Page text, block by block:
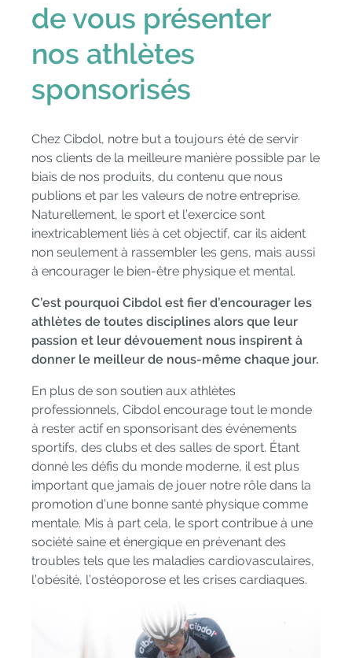
de vous présenter
nos athlètes
sponsorisés
Chez Cibdol, notre but a toujours été de servir
nos clients de la meilleure manière possible par le
biais de nos produits, du contenu que nous
publions et par les valeurs de notre entreprise.
Naturellement, le sport et l’exercice sont
inextricablement liés à cet objectif, car ils aident
non seulement à rassembler les gens, mais aussi
à encourager le bien-être physique et mental.
C’est pourquoi Cibdol est fier d’encourager les
athlètes de toutes disciplines alors que leur
passion et leur dévouement nous inspirent à
donner le meilleur de nous-même chaque jour.
En plus de son soutien aux athlètes
professionnels, Cibdol encourage tout le monde
à rester actif en sponsorisant des événements
sportifs, des clubs et des salles de sport. Étant
donné les défis du monde moderne, il est plus
important que jamais de jouer notre rôle dans la
promotion d’une bonne santé physique comme
mentale. Mis à part cela, le sport contribue à une
société saine et énergique en prévenant des
troubles tels que les maladies cardiovasculaires,
l’obésité, l’ostéoporose et les crises cardiaques.